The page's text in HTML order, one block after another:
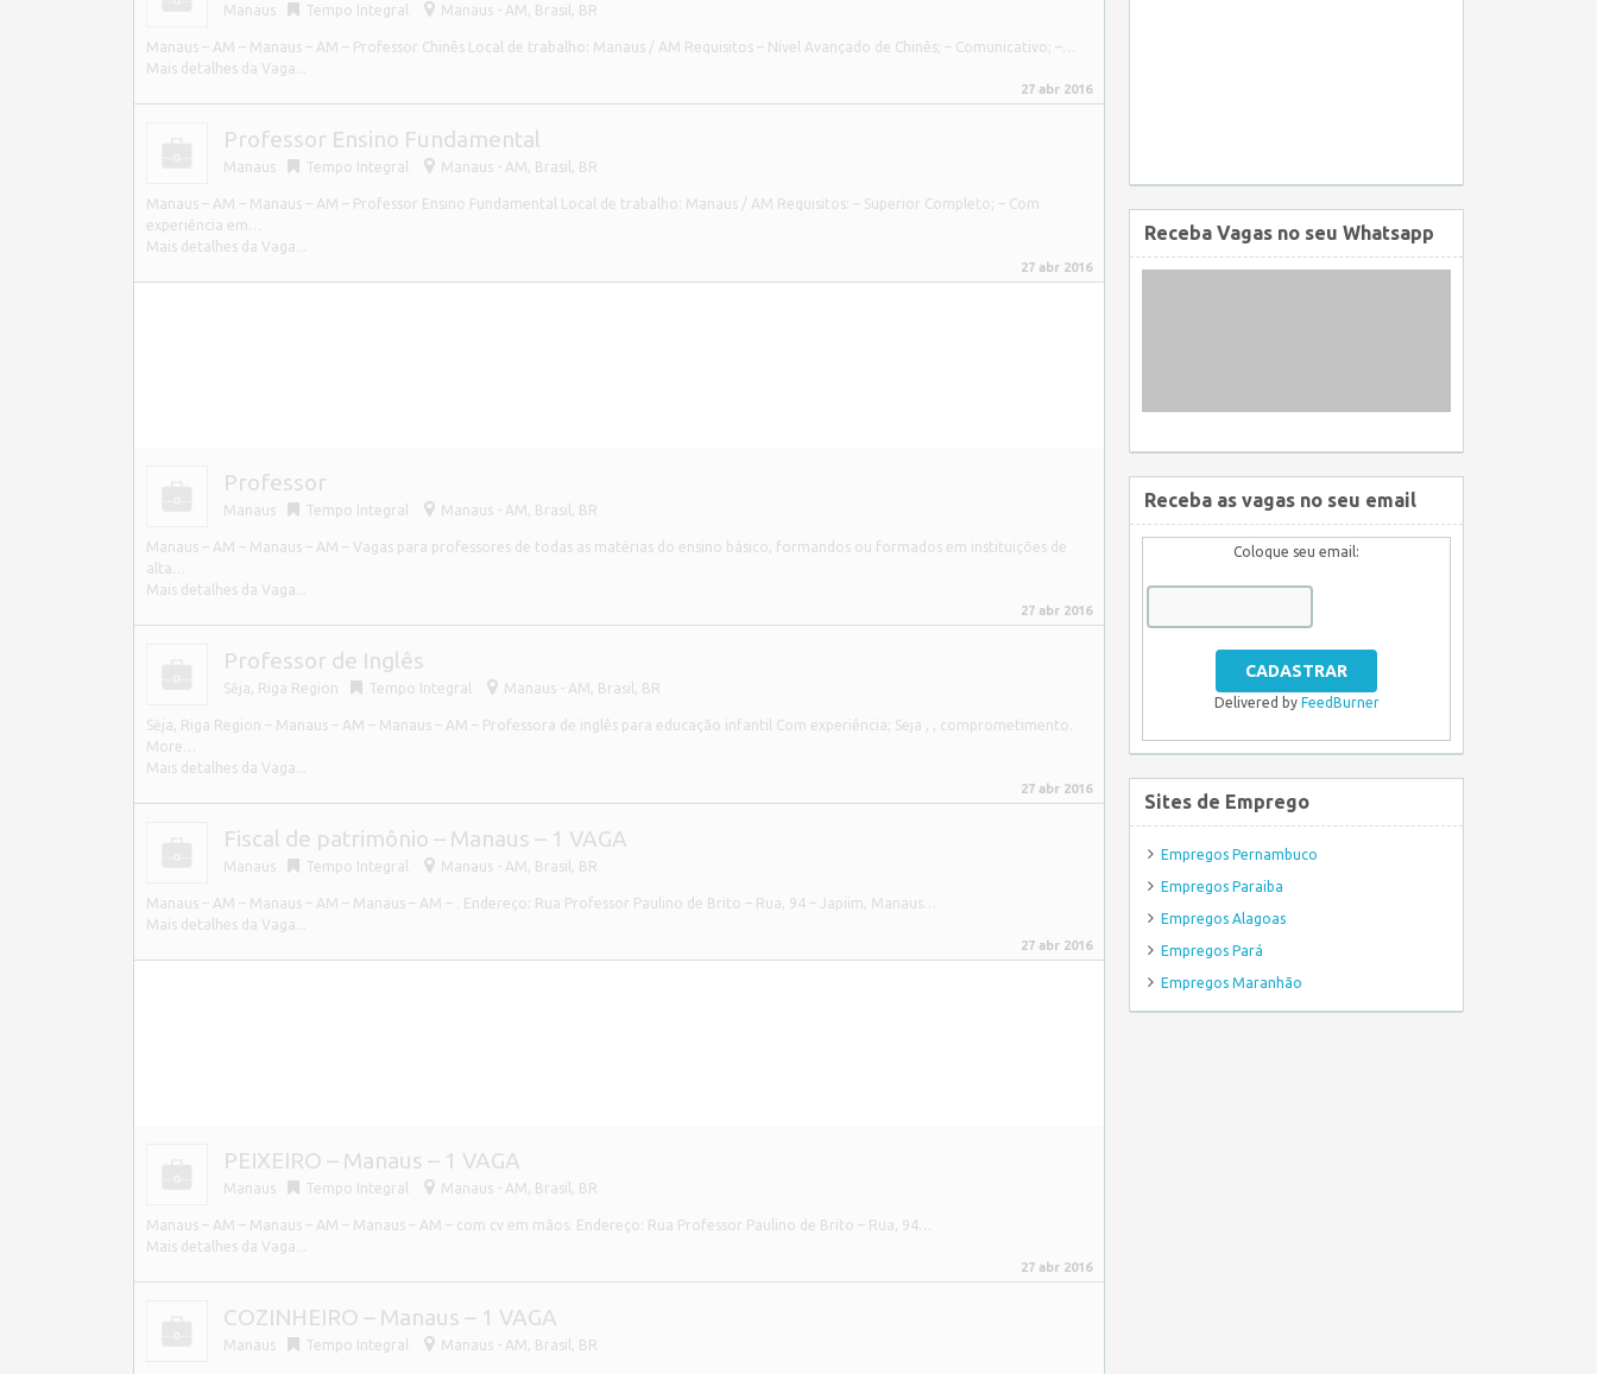
Manaus Tempo Integral Manaus - AM, Brasil , BR
Manaus – AM – Manaus – AM – Professor Chinês Local de trabalho: Manaus / AM Requisitos – Nível Avançado de Chinês; – Comunicativo; –…
Mais detalhes da Vaga...
27 abr 2016
Professor Ensino Fundamental
Manaus Tempo Integral Manaus - AM, Brasil , BR
Manaus – AM – Manaus – AM – Professor Ensino Fundamental Local de trabalho: Manaus / AM Requisitos: – Superior Completo; – Com
experiência em…
Mais detalhes da Vaga...
27 abr 2016
Professor
Manaus Tempo Integral Manaus - AM, Brasil , BR
Manaus – AM – Manaus – AM – Vagas para professores de todas as matérias do ensino básico, formandos ou formados em instituições de
alta…
Mais detalhes da Vaga...
27 abr 2016
Professor de Inglês
Sēja, Riga Region Tempo Integral Manaus - AM, Brasil , BR
Sēja, Riga Region – Manaus – AM – Manaus – AM – Professora de inglês para educação infantil Com experiência; Seja , , comprometimento.
More…
Mais detalhes da Vaga...
27 abr 2016
Fiscal de patrimônio – Manaus – 1 VAGA
Manaus Tempo Integral Manaus - AM, Brasil , BR
Manaus – AM – Manaus – AM – Manaus – AM – . Endereço: Rua Professor Paulino de Brito – Rua, 94 – Japiim, Manaus…
Mais detalhes da Vaga...
27 abr 2016
PEIXEIRO – Manaus – 1 VAGA
Manaus Tempo Integral Manaus - AM, Brasil , BR
Manaus – AM – Manaus – AM – Manaus – AM – com cv em mãos. Endereço: Rua Professor Paulino de Brito – Rua, 94…
Mais detalhes da Vaga...
27 abr 2016
COZINHEIRO – Manaus – 1 VAGA
Manaus Tempo Integral Manaus - AM, Brasil , BR
Receba Vagas no seu Whatsapp
Receba as vagas no seu email
Coloque seu email:
Delivered by FeedBurner
Sites de Emprego
Empregos Pernambuco
Empregos Paraiba
Empregos Alagoas
Empregos Pará
Empregos Maranhão